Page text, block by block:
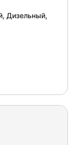
Дизельный,